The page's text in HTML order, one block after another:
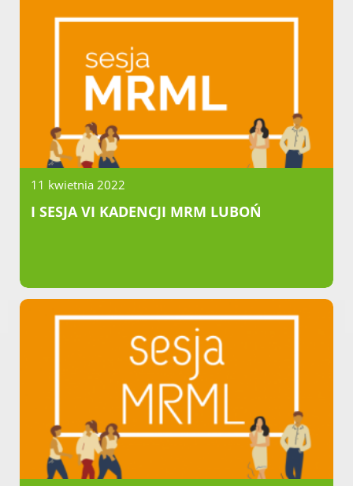
11 kwietnia 2022
I SESJA VI KADENCJI MRM LUBOŃ